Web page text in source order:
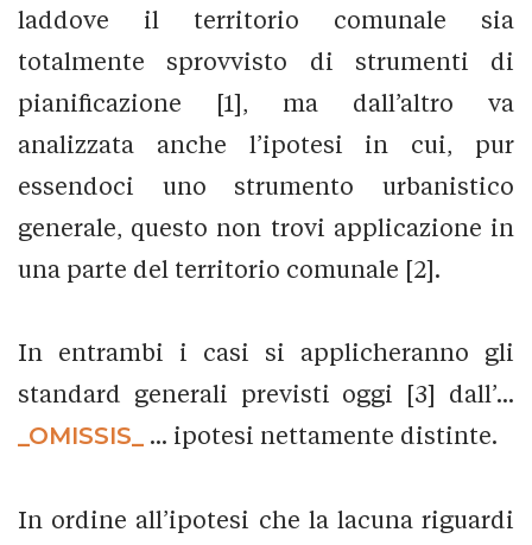
laddove il territorio comunale sia
totalmente sprovvisto di strumenti di
pianificazione [1], ma dall’altro va
analizzata anche l’ipotesi in cui, pur
essendoci uno strumento urbanistico
generale, questo non trovi applicazione in
una parte del territorio comunale [2].
In entrambi i casi si applicheranno gli
standard generali previsti oggi [3] dall’...
_OMISSIS_ ... ipotesi nettamente distinte.
In ordine all’ipotesi che la lacuna riguardi